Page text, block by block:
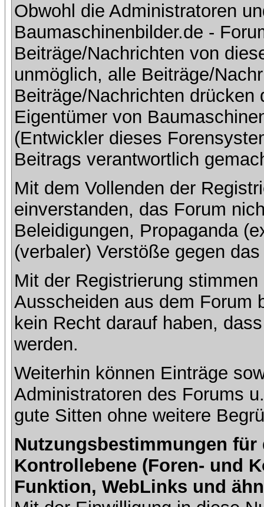
Obwohl die Administratoren
Baumaschinenbilder.de -
Beiträge/Nachrichten von
unmöglich, alle Beiträge/
Beiträge/Nachrichten
Eigentümer von
(Entwickler dieses
Beitrags verantwortlich
Mit dem Vollenden der
einverstanden, das Forum
Beleidigungen, Propaganda
(verbaler) Verstöße gegen
Mit der Registrierung
Ausscheiden aus dem Forum
kein Recht darauf haben,
werden.
Weiterhin können Einträge
Administratoren des Forums
gute Sitten ohne weitere
Nutzungsbestimmungen
Kontrollebene (Foren- und
Funktion, WebLinks und